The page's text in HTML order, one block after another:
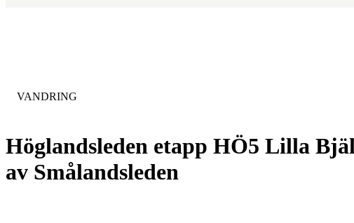
Höglandsleden etapp HÖ5 Lilla
av Smålandsleden
KATEGORI:
VANDRING